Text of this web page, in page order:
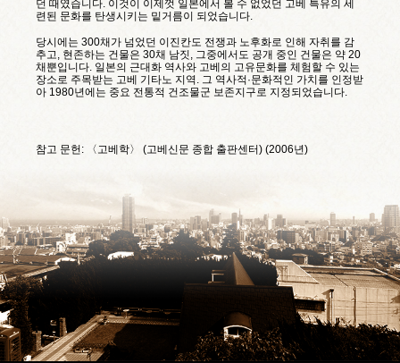
던 때였습니다. 이것이 이제껏 일본에서 볼 수 없었던 고베 특유의 세
련된 문화를 탄생시키는 밑거름이 되었습니다.
당시에는 300채가 넘었던 이진칸도 전쟁과 노후화로 인해 자취를 감
추고, 현존하는 건물은 30채 남짓, 그중에서도 공개 중인 건물은 약 20
채뿐입니다. 일본의 근대화 역사와 고베의 고유문화를 체험할 수 있는
장소로 주목받는 고베 기타노 지역. 그 역사적·문화적인 가치를 인정받
아 1980년에는 중요 전통적 건조물군 보존지구로 지정되었습니다.
참고 문헌: 〈고베학〉 (고베신문 종합 출판센터) (2006년)